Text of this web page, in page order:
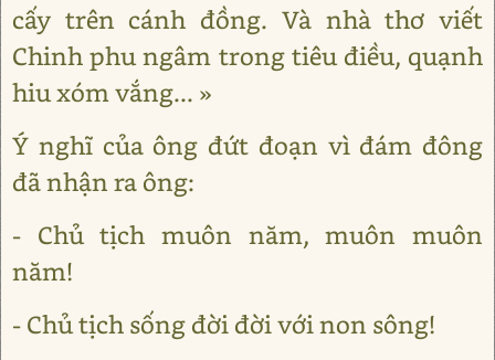
cấy trên cánh đồng. Và nhà thơ viết
Chinh phu ngâm trong tiêu điều, quạnh
hiu xóm vắng... »
Ý nghĩ của ông đứt đoạn vì đám đông
đã nhận ra ông:
- Chủ tịch muôn năm, muôn muôn
năm!
- Chủ tịch sống đời đời với non sông!